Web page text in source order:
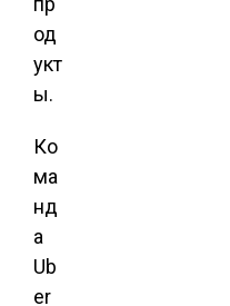
од
укт
ы.
Ко
ма
нд
а
Ub
er